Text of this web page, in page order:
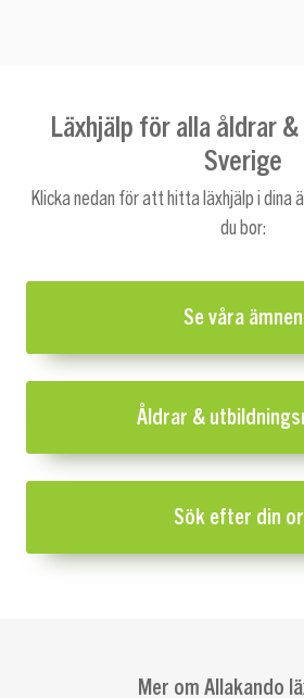
Läxhjälp för alla åldrar &
Sverige
Klicka nedan för att hitta läxhjälp i dina
du bor:
Se våra ämnen
Åldrar &
Sök efter din
Mer om Allakando